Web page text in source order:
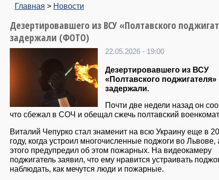
Главная > Новости
Дезертировавшего из ВСУ «Полтавского
задержали (ФОТО)
22.05.2026 - 19:00
Дезертировавшего из ВСУ
«Полтавского поджигателя»
задержали.
Почти две недели назад он
что сбежал в СОЧ и обещал сжечь полтавский
Виталий Чепурко стал знаменит на всю Украину еще в
году, когда устроил многочисленные поджоги во Львове,
этого предупредил об этом пожарных. На видеокамеру
поджигатель заявил, что ему нравится устраивать
наблюдать, как мечутся люди и пожарные.